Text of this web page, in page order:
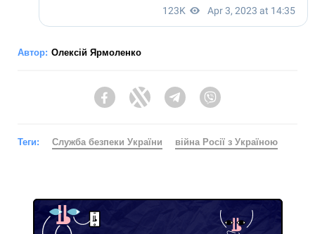
Автор: Олексій Ярмоленко
FacebookTwitter Telegram
Теги: Служба безпеки України війна Росії з Україною